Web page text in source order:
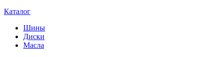
Каталог
Шины
Диски
Масла